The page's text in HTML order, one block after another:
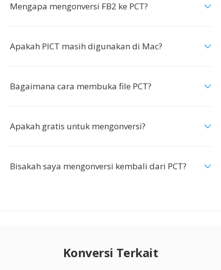
Mengapa mengonversi FB2 ke PCT?
Apakah PICT masih digunakan di Mac?
Bagaimana cara membuka file PCT?
Apakah gratis untuk mengonversi?
Bisakah saya mengonversi kembali dari PCT?
Konversi Terkait